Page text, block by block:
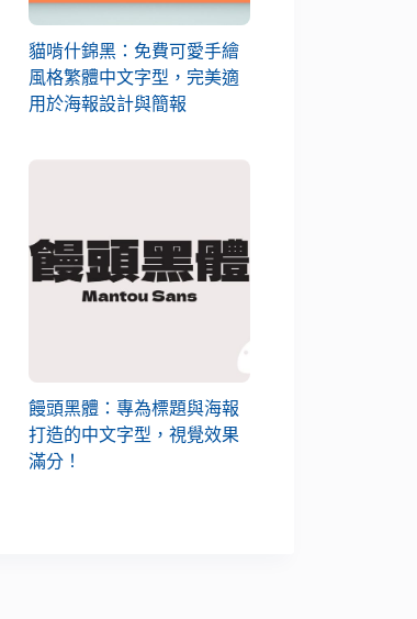
貓啃什錦黑：免費可愛手繪
風格繁體中文字型，完美適
用於海報設計與簡報
饅頭黑體：專為標題與海報
打造的中文字型，視覺效果
滿分！